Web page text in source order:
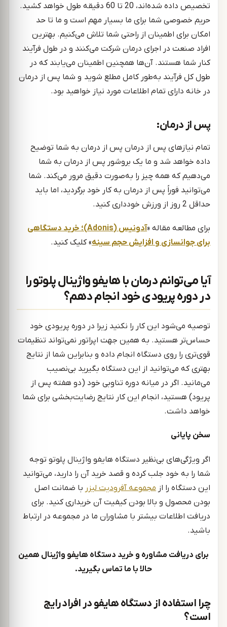
تخصیص داده شده‌اند، 20 تا 60 دقیقه طول خواهد کشید.
حریم خصوصی شما برای ما بسیار مهم است و ما تا حد
امکان برای اطمینان از راحتی شما تلاش می‌کنیم. بهترین
افراد صنعت در اجرای درمان شرکت می‌کنند و در طول فرآیند
کنار شما هستند. آن‌ها همچنین اطمینان می‌یابند که در
طول کل فرآیند به‌طور کامل مطلع شوید و شما پس از درمان
در خانه دارای تمام اطلاعات مورد نیاز خواهید بود.
پس از درمان:
تمام نیازهای پس از درمان پس از درمان به شما توضیح
داده خواهد شد و ما یک بروشور پس از درمان به شما
می‌دهیم که همه چیز را به‌صورت دقیق مرور می‌کند. شما
می‌توانید فوراً پس از درمان به کار خود برگردید، اما باید
حداقل 2 روز از ورزش خودداری کنید.
برای مطالعه مقاله «
آدونیس (Adonis)؛ خرید دستگاهی
برای جوانسازی و افزایش حجم سینه» کلیک کنید.
آیا می‌توانم درمان با هایفو واژینال پلوتو را
در دوره پریودی خود انجام دهم؟
توصیه می‌شود این کار را نکنید زیرا در دوره پریودی خود
حساس‌تر هستید. به همین جهت اپراتور نمی‌تواند تنظیمات
قوی‌تری را روی دستگاه انجام داده و بنابراین شما از نتایج
بهتری که می‌توانید از این دستگاه بگیرید بی‌نصیب
می‌مانید. اگر در میانه دوره تناوبی خود (دو هفته پس از
پریود) هستید، انجام این کار نتایج رضایت‌بخشی برای شما
خواهد داشت.
سخن پایانی
اگر ویژگی‌های بی‌نظیر دستگاه هایفو واژینال پلوتو توجه
شما را به خود جلب کرده و قصد خرید آن را دارید، می‌توانید
این دستگاه را ازمجموعه آفرودیت لیزر با ضمانت اصل
بودن محصول و بالا بودن کیفیت آن خریداری کنید. برای
دریافت اطلاعات بیشتر با مشاوران ما در مجموعه در ارتباط
باشید.
برای دریافت مشاوره و خرید دستگاه هایفو واژینال همین
حالا با ما تماس بگیرید.
چرا استفاده از دستگاه هایفو در افراد رایج
است؟